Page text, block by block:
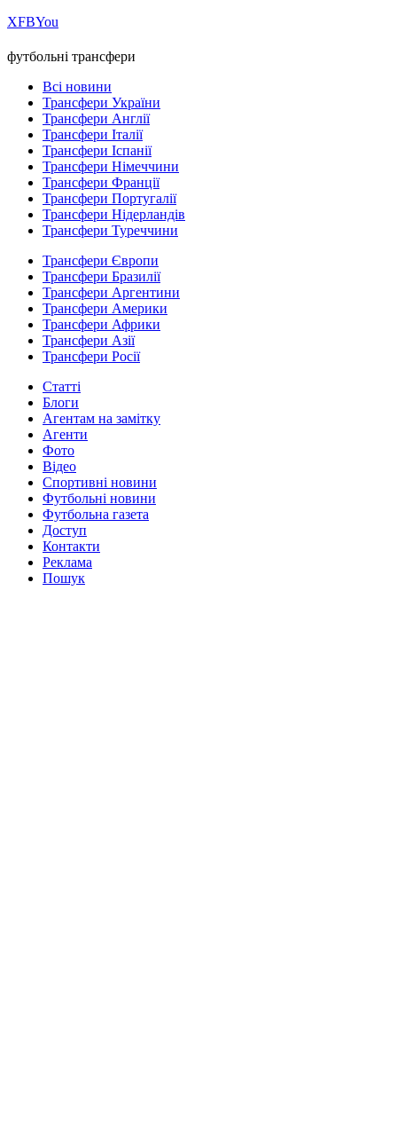
ХFBYou
футбольні трансфери
Всі новини
Трансфери України
Трансфери Англії
Трансфери Італії
Трансфери Іспанії
Трансфери Німеччини
Трансфери Франції
Трансфери Португалії
Трансфери Нідерландів
Трансфери Туреччини
Трансфери Європи
Трансфери Бразилії
Трансфери Аргентини
Трансфери Америки
Трансфери Африки
Трансфери Азії
Трансфери Росії
Статті
Блоги
Агентам на замітку
Агенти
Фото
Відео
Спортивні новини
Футбольні новини
Футбольна газета
Доступ
Контакти
Реклама
Пошук